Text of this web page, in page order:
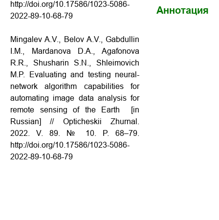
http://doi.org/10.17586/1023-5086-
2022-89-10-68-79
Mingalev A.V., Belov A.V., Gabdullin
I.M., Mardanova D.A., Agafonova
R.R., Shusharin S.N., Shleimovich
M.P. Evaluating and testing neural-
network algorithm capabilities for
automating image data analysis for
remote sensing of the Earth [in
Russian] // Opticheskii Zhurnal.
2022. V. 89. № 10. P. 68–79.
http://doi.org/10.17586/1023-5086-
2022-89-10-68-79
Аннотация